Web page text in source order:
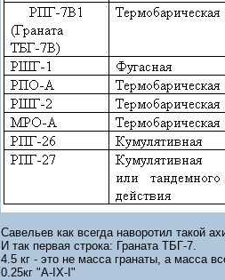
Савельев как всегда наворотил такой
И так первая строка: Граната ТБГ-7.
4.5 кг - это не масса гранаты, а масса
0.25кг "A-IX-I"